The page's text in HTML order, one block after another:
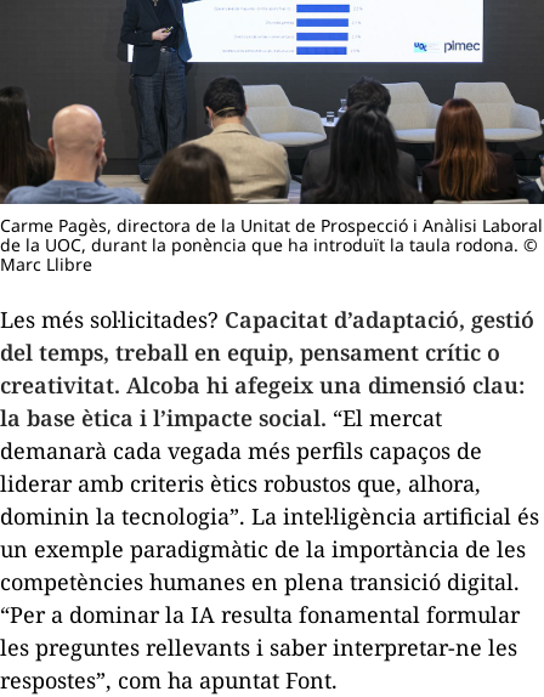
Carme Pagès, directora de la Unitat de Prospecció i Anàlisi Laboral
de la UOC, durant la ponència que ha introduït la taula rodona. ©
Marc Llibre
Les més sol·licitades? Capacitat d’adaptació, gestió
del temps, treball en equip, pensament crític o
creativitat. Alcoba hi afegeix una dimensió clau:
la base ètica i l’impacte social. “El mercat
demanarà cada vegada més perfils capaços de
liderar amb criteris ètics robustos que, alhora,
dominin la tecnologia”. La intel·ligència artificial és
un exemple paradigmàtic de la importància de les
competències humanes en plena transició digital.
“Per a dominar la IA resulta fonamental formular
les preguntes rellevants i saber interpretar-ne les
respostes”, com ha apuntat Font.